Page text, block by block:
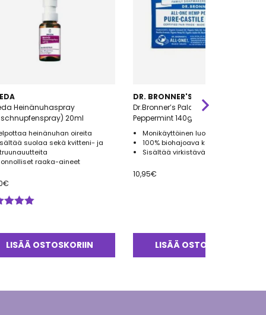
Heinänuhaspray
20ml
heinänuhan oireita
suolaa sekä kvitteni- ja
raaka-aineet
€
/ 5
LISÄÄ OSTOSKORIIN
DR. BRONNER'S
Dr.Bronner’s Palasaippua
Peppermint 140g
Monikäyttöinen luomu palasaippua
100% biohajoava kääre
Sisältää virkistävää piparminttua
10,95€
LISÄÄ OSTOSKORIIN